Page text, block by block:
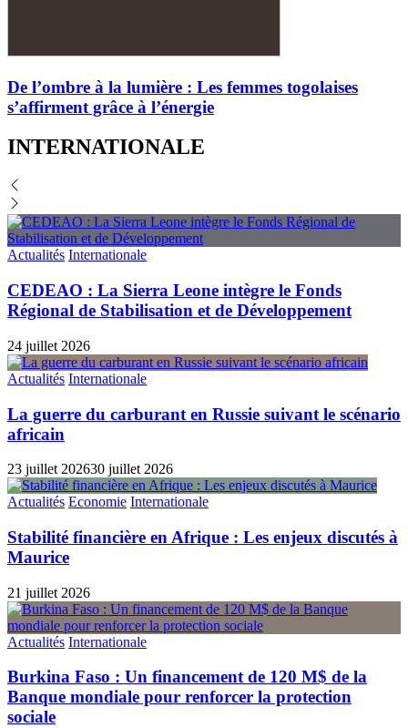
De l’ombre à la lumière : Les femmes togolaises
s’affirment grâce à l’énergie
INTERNATIONALE
Actualités Internationale
CEDEAO : La Sierra Leone intègre le Fonds
Régional de Stabilisation et de Développement
24 juillet 2026
Actualités Internationale
La guerre du carburant en Russie suivant le scénario
africain
23 juillet 202630 juillet 2026
Actualités Economie Internationale
Stabilité financière en Afrique : Les enjeux discutés à
Maurice
21 juillet 2026
Actualités Internationale
Burkina Faso : Un financement de 120 M$ de la
Banque mondiale pour renforcer la protection
sociale